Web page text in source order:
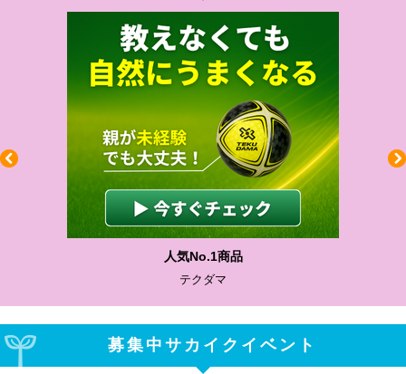
人気No.1商品
テクダマ
募集中サカイクイベント